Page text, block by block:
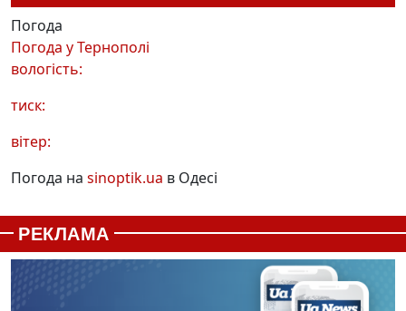
Погода
Погода уТернополі
вологість:
тиск:
вітер:
Погода на sinoptik.ua в Одесі
РЕКЛАМА